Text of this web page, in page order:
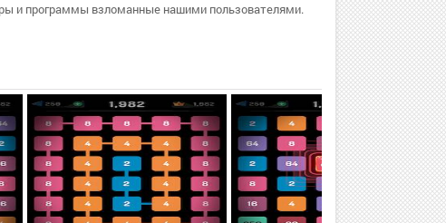
и программы взломанные нашими пользователями.